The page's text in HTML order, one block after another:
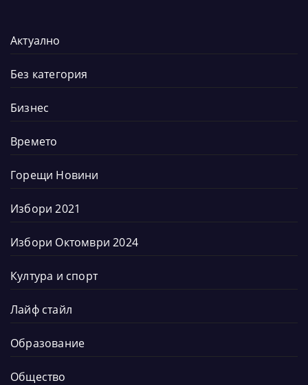
Актуално
Без категория
Бизнес
Времето
Горещи Новини
Избори 2021
Избори Октомври 2024
Култура и спорт
Лайф стайл
Образование
Общество